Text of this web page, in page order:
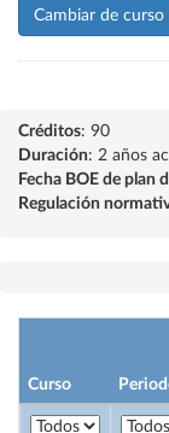
Cambiar de curso
Créditos: 90
Duración: 2 años
Fecha BOE de plan
Regulación
Curso